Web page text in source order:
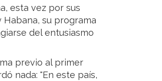
esta vez por sus
Habana, su programa
del entusiasmo
previo al primer
nada: "En este país,